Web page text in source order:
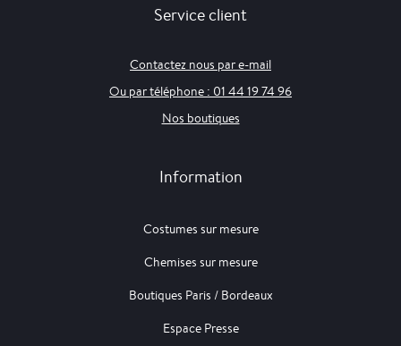
Service client
Contactez nous par e-mail
Ou par téléphone : 01 44 19 74 96
Nos boutiques
Information
Costumes sur mesure
Chemises sur mesure
Boutiques Paris / Bordeaux
Espace Presse